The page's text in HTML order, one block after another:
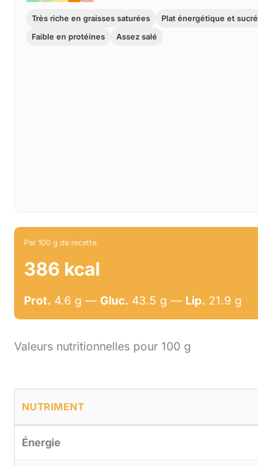
Très riche en graisses saturées
Plat énergétique et sucré
Faible en protéines
Assez salé
Par 100 g de recette
386 kcal
Prot. 4.6 g — Gluc. 43.5 g — Lip. 21.9 g
Valeurs nutritionnelles pour 100 g
NUTRIMENT
Énergie